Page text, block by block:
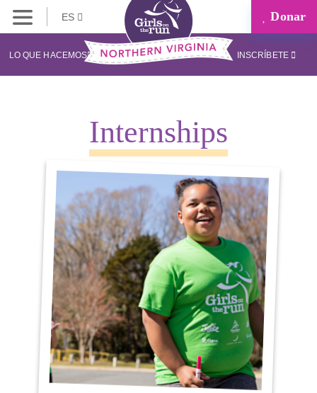
ES Donar
LO QUE HACEMOS INSCRÍBETE
Internships